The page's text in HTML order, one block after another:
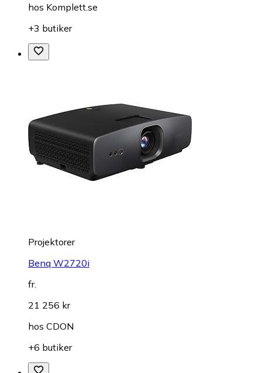
hos Komplett.se
+3 butiker
Projektorer
Benq W2720i
fr.
21 256 kr
hos CDON
+6 butiker